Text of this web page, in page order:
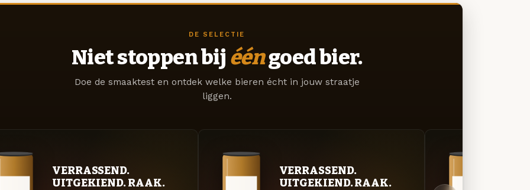
DE SELECTIE
Niet stoppen bij ééngoed bier.
Doe de smaaktest en ontdek welke bieren écht in jouw straatje
liggen.
VERRASSEND.
UITGEKIEND. RAAK.
VERRASSEND.
UITGEKIEND. RAAK.